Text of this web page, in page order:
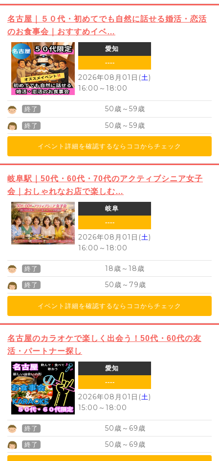
名古屋｜５０代・初めてでも自然に話せる婚活・恋活
のお食事会｜おすすめイベ…
愛知
----
2026年08月01日(土)
16:00 ～ 18:00
終了 50歳～ 59歳
終了 50歳～ 59歳
イベント詳細を確認するならココからチェック
岐阜駅｜50代・60代・70代のアクティブシニア女子
会｜おしゃれなお店で楽しむ…
岐阜
----
2026年08月01日(土)
16:00 ～ 18:00
終了 18歳～ 18歳
終了 50歳～ 79歳
イベント詳細を確認するならココからチェック
名古屋のカラオケで楽しく出会う！50代・60代の友
活・パートナー探し
愛知
----
2026年08月01日(土)
15:00 ～ 18:00
終了 50歳～ 69歳
終了 50歳～ 69歳